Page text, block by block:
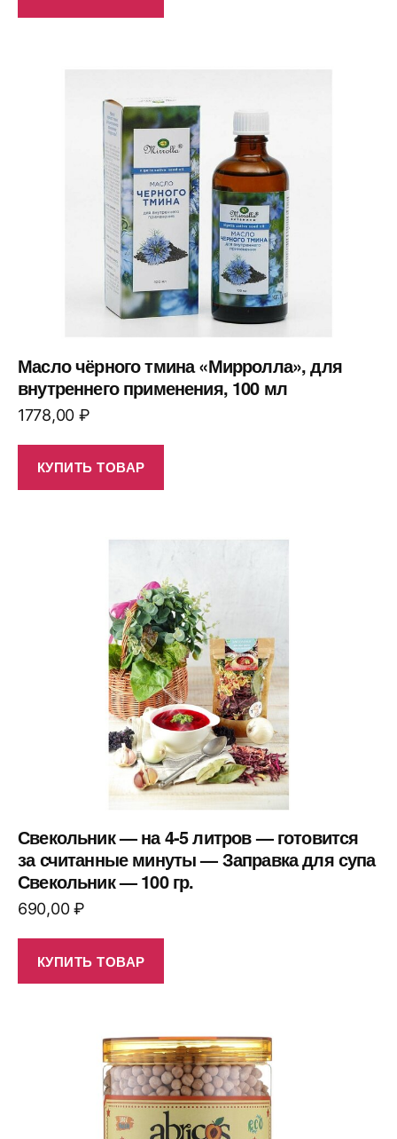
Масло чёрного тмина «Мирролла», для
внутреннего применения, 100 мл
1778,00 ₽
КУПИТЬ ТОВАР
Свекольник — на 4-5 литров — готовится
за считанные минуты — Заправка для супа
Свекольник — 100 гр.
690,00₽
КУПИТЬ ТОВАР